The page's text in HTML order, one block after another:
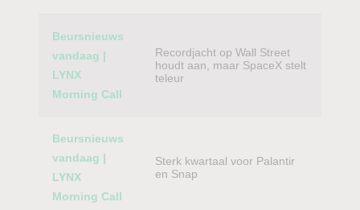
Beursnieuws
vandaag |
LYNX
Morning Call
Recordjacht op Wall Street
houdt aan, maar SpaceX stelt
teleur
Beursnieuws
vandaag |
LYNX
Morning Call
Sterk kwartaal voor Palantir
en Snap